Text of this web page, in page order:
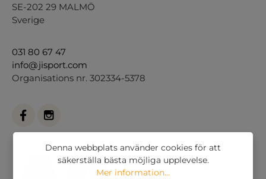
SE-202 29 MALMÖ
Sverige
031 80 67 47
info@jisport.com
Organisations nr. 302334-5378
Denna webbplats använder cookies för att
säkerställa bästa möjliga upplevelse.
Mer information...